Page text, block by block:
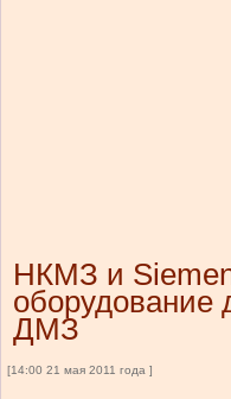
НКМЗ и
оборудование
ДМЗ
[14:00 21 мая 2011 года ]